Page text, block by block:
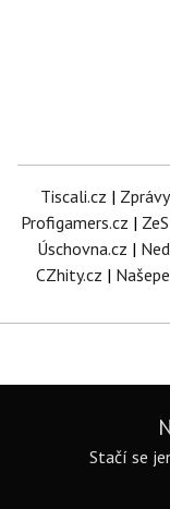
Tiscali.cz | Zprávy
Profigamers.cz |
Úschovna.cz |
CZhity.cz |
Stačí se